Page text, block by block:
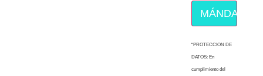
MÁNDAME
“PROTECCION DE
DATOS: En
cumplimiento del